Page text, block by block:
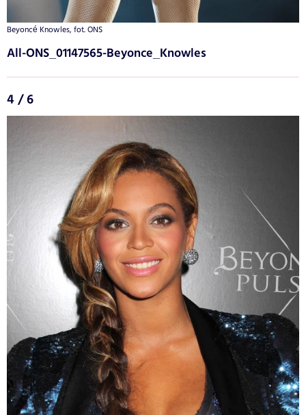
Beyoncé Knowles, fot. ONS
All-ONS_01147565-Beyonce_Knowles
4 / 6